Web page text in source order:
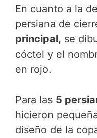
En cuanto a la
persiana de
principal, se
cóctel y el
en rojo.
Para las 5
hicieron
diseño de la